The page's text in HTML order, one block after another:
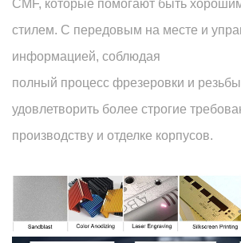
CMF, которые помогают быть
стилем. С передовым на месте и
информацией, соблюдая
полный процесс фрезеровки и
удовлетворить более строгие
производству и отделке корпусов.